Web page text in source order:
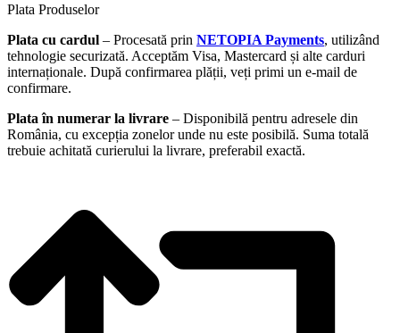
Plata Produselor
Plata cu cardul – Procesată prin NETOPIA Payments, utilizând
tehnologie securizată. Acceptăm Visa, Mastercard și alte carduri
internaționale. După confirmarea plății, veți primi un e-mail de
confirmare.
Plata în numerar la livrare – Disponibilă pentru adresele din
România, cu excepția zonelor unde nu este posibilă. Suma totală
trebuie achitată curierului la livrare, preferabil exactă.